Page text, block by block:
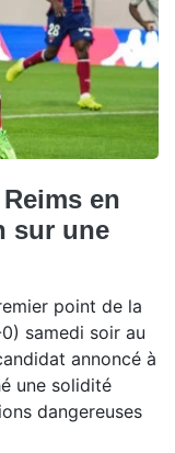
en
sur une
point de la
samedi soir au
annoncé à
une solidité
dangereuses